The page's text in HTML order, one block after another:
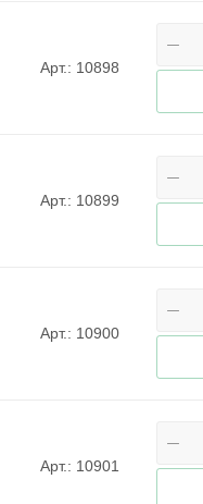
Арт.: 10898
Арт.: 10899
Арт.: 10900
Арт.: 10901